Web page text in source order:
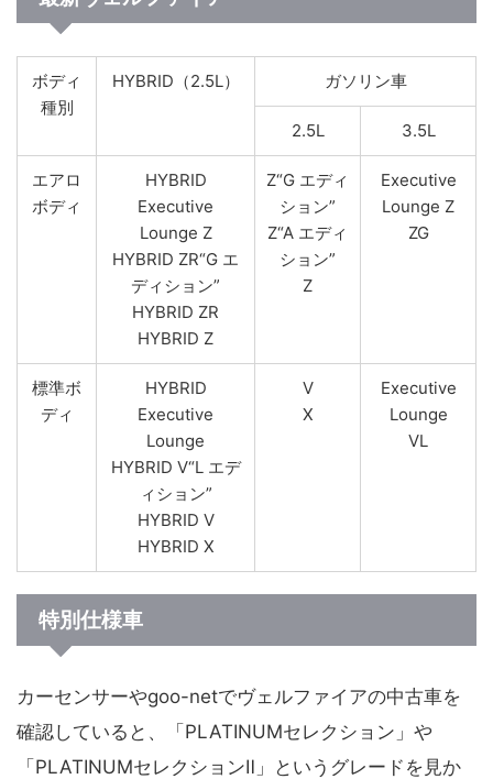
ボディ
種別
HYBRID（2.5L） ガソリン車
2.5L 3.5L
エアロ
ボディ
HYBRID
Executive
Lounge Z
HYBRID ZR“G エ
ディション”
HYBRID ZR
HYBRID Z
Z“G エディ
ション”
Z“A エディ
ション”
Z
Executive
Lounge Z
ZG
標準ボ
ディ
HYBRID
Executive
Lounge
HYBRID V“L エデ
ィション”
HYBRID V
HYBRID X
V
X
Executive
Lounge
VL
特別仕様車
カーセンサーやgoo-netでヴェルファイアの中古車を
確認していると、「PLATINUMセレクション」や
「PLATINUMセレクションⅡ」というグレードを見か